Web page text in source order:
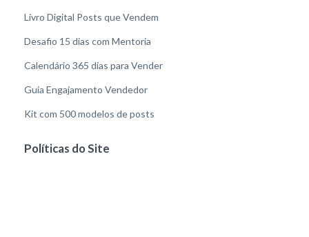
Livro Digital Posts que Vendem
Desafio 15 dias com Mentoria
Calendário 365 dias para Vender
Guia Engajamento Vendedor
Kit com 500 modelos de posts
Políticas do Site